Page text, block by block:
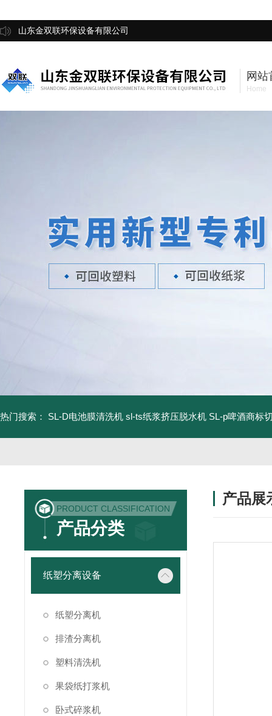
山东金双联环保设备有限公司
网站
Home
热门搜索： SL-D电池膜清洗机 sl-ts纸浆挤压脱水机 SL-p啤酒商标
PRODUCT CLASSIFICATION
产品分类
纸塑分离设备
纸塑分离机
排渣分离机
塑料清洗机
果袋纸打浆机
卧式碎浆机
产品展